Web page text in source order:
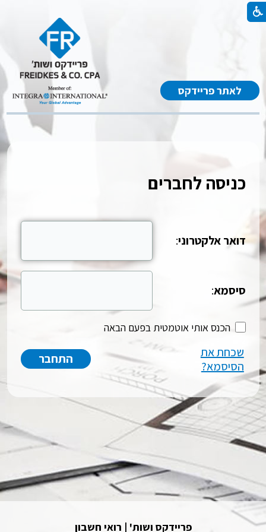
לאתר פריידקס
כניסה לחברים
דואר אלקטרוני:
סיסמא:
הכנס אותי אוטמטית בפעם הבאה
שכחת את
הסיסמא?
פריידקס ושות' | רואי חשבון